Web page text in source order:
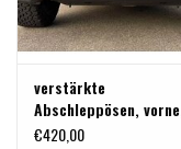
verstärkte
Abschleppösen,
passend für VW T5
€420,00